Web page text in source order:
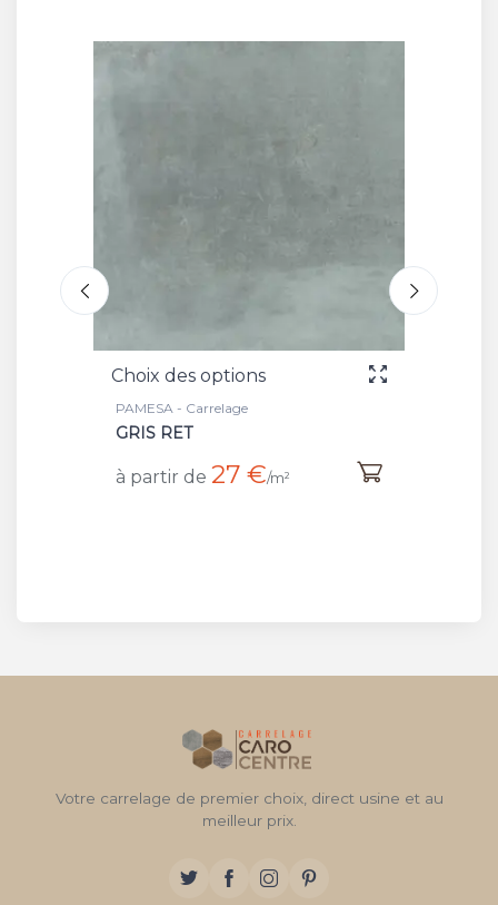
Choix des options
PAMESA - Carrelage
GRIS RET
à partir de 27 €/m²
Votre carrelage de premier choix, direct usine et au
meilleur prix.